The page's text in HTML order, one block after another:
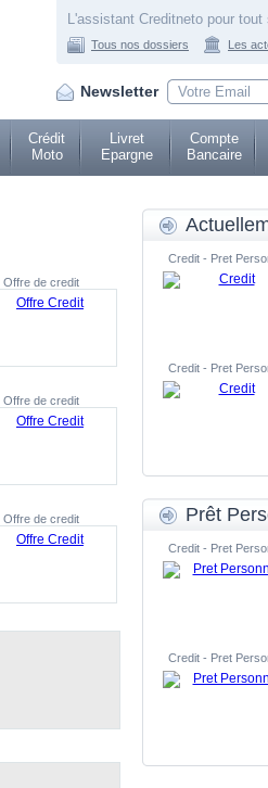
L'assistant Creditneto pour
Tous nos dossiers Les
Newsletter
Crédit
Moto
Livret
Epargne
Compte
Bancaire
Offre de credit
Offre de credit
Offre de credit
Credit - Pret
Credit - Pret
Prêt
Credit - Pret
Credit - Pret